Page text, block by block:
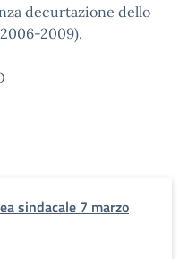
decurtazione dello
2009).
sindacale 7 marzo